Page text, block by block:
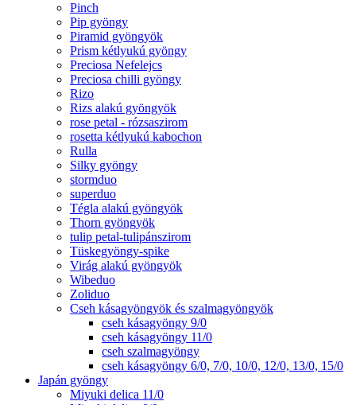
Pinch
Pip gyöngy
Piramid gyöngyök
Prism kétlyukú gyöngy
Preciosa Nefelejcs
Preciosa chilli gyöngy
Rizo
Rizs alakú gyöngyök
rose petal - rózsaszirom
rosetta kétlyukú kabochon
Rulla
Silky gyöngy
stormduo
superduo
Tégla alakú gyöngyök
Thorn gyöngyök
tulip petal-tulipánszirom
Tüskegyöngy-spike
Virág alakú gyöngyök
Wibeduo
Zoliduo
Cseh kásagyöngyök és szalmagyöngyök
cseh kásagyöngy 9/0
cseh kásagyöngy 11/0
cseh szalmagyöngy
cseh kásagyöngy 6/0, 7/0, 10/0, 12/0, 13/0, 15/0
Japán gyöngy
Miyuki delica 11/0